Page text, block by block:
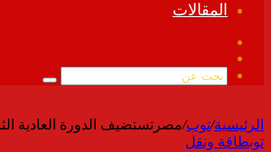
المقالات
الموقع
بحث
الرئيسية/توب/مصرتستضيف الدورة العادية
توبطاقة ونقل